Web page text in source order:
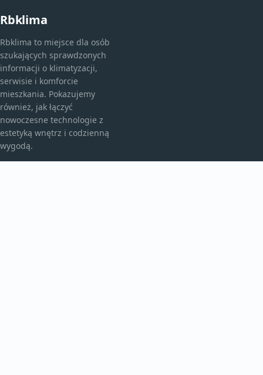
Rbklima
Rbklima to miejsce dla osób
szukających sprawdzonych
informacji o klimatyzacji,
serwisie i komforcie
mieszkania. Pokazujemy
również, jak łączyć
nowoczesne technologie z
estetyką wnętrz i codzienną
wygodą.